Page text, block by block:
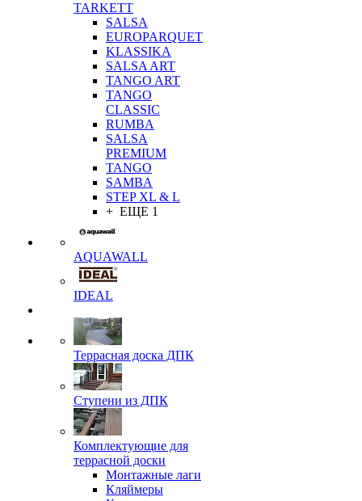
TARKETT
SALSA
EUROPARQUET
KLASSIKA
SALSA ART
TANGO ART
TANGO
CLASSIC
RUMBA
SALSA
PREMIUM
TANGO
SAMBA
STEP XL & L
+ ЕЩЕ 1
AQUAWALL
IDEAL
Террасная доска ДПК
Ступени из ДПК
Комплектующие для
террасной доски
Монтажные лаги
Кляймеры